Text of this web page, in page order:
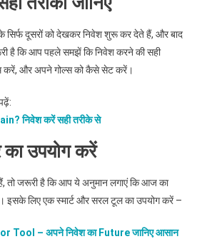
के सिर्फ दूसरों को देखकर निवेश शुरू कर देते हैं, और बाद
है कि आप पहले समझें कि निवेश करने की सही
करें, और अपने गोल्स को कैसे सेट करें।
निवेश करें सही तरीके से
उपयोग करें
तो जरूरी है कि आप ये अनुमान लगाएं कि आज का
इसके लिए एक स्मार्ट और सरल टूल का उपयोग करें –
Tool – अपने निवेश का Future जानिए आसान